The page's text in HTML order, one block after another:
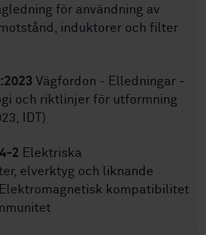
för användning av
induktorer och filter
Vägfordon - Elledningar -
och riktlinjer för utformning
IDT)
2 Elektriska
elverktyg och liknande
kompatibilitet